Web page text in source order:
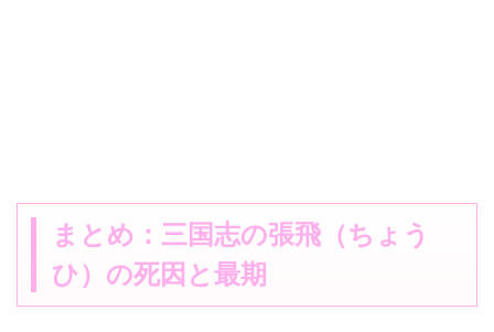
まとめ：三国志の張飛（ちょう
ひ）の死因と最期